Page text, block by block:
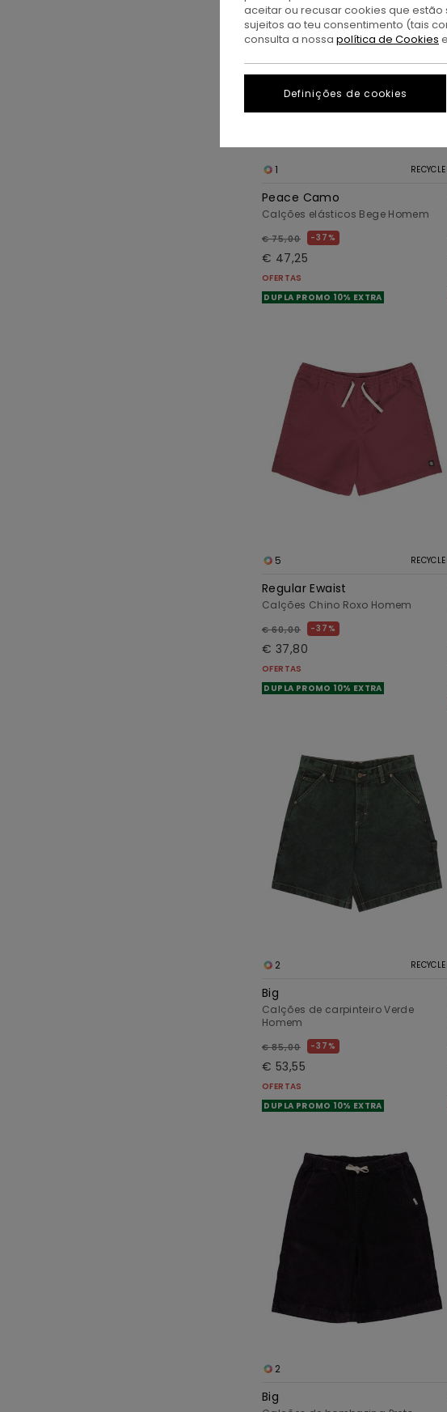
1
Peace Camo
Calções elásticos Bege Homem
€ 75,00 37%
€ 47,25
OFERTAS
DUPLA PROMO 10% EXTRA
5
Regular Ewaist
Calções Chino Roxo Homem
€ 60,00 37%
€ 37,80
OFERTAS
DUPLA PROMO 10% EXTRA
2
Big
Calções de carpinteiro Verde
Homem
€ 85,00 37%
€ 53,55
OFERTAS
DUPLA PROMO 10% EXTRA
2
Big
aceitar ou recusar cookies que
sujeitos ao teu consentimento (tais
consulta a nossa política de Cookies e
Definições de cookies